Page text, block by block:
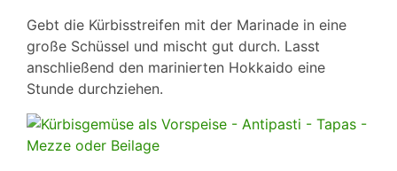
Gebt die Kürbisstreifen mit der Marinade in eine
große Schüssel und mischt gut durch. Lasst
anschließend den marinierten Hokkaido eine
Stunde durchziehen.